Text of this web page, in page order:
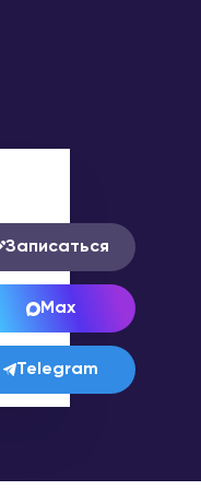
Записаться
Max
Telegram